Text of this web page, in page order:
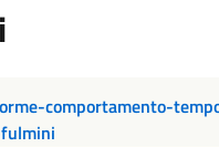
comportamento-